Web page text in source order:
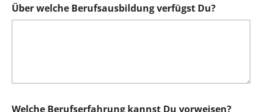
Über welche Berufsausbildung verfügst Du?
Welche Berufserfahrung kannst Du vorweisen?